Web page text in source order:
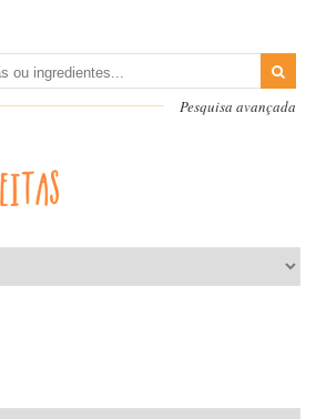
Pesquisa avançada